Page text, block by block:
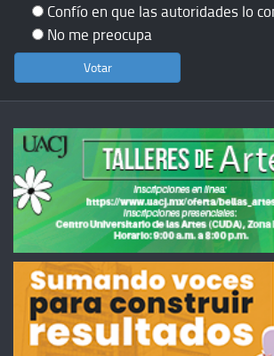
Confío en que las autoridades lo
No me preocupa